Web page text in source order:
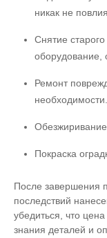
никак не
Снятие
оборудование,
Ремонт
необходимости.
Обезжиривание
Покраска
После завершения
последствий
убедиться, что цена
знания деталей и